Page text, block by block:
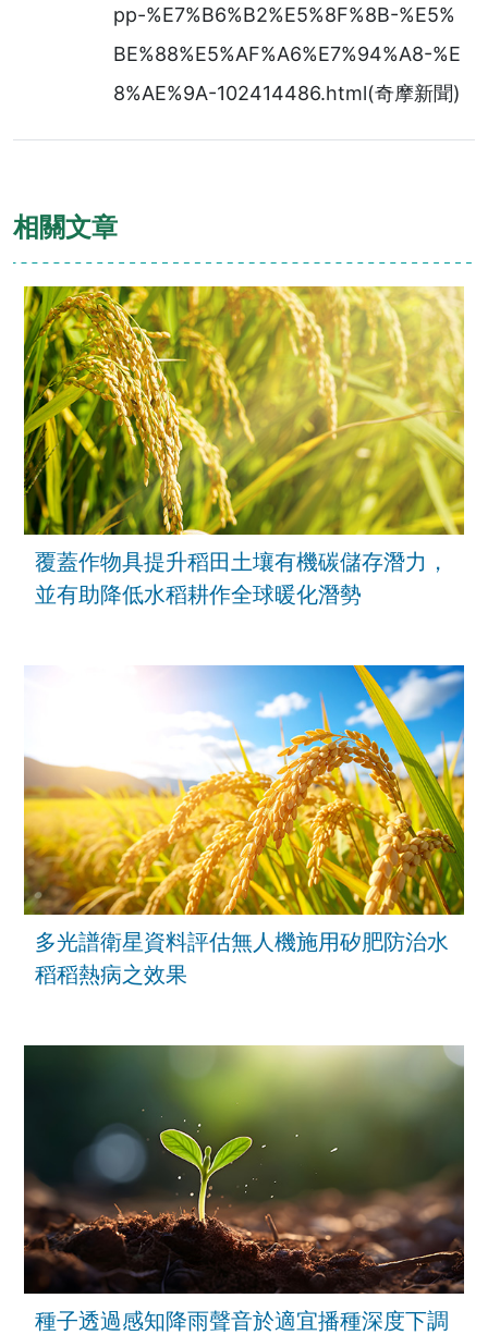
pp-%E7%B6%B2%E5%8F%8B-%E5%
BE%88%E5%AF%A6%E7%94%A8-%E
8%AE%9A-102414486.html(奇摩新聞)
相關文章
覆蓋作物具提升稻田土壤有機碳儲存潛力，
並有助降低水稻耕作全球暖化潛勢
多光譜衛星資料評估無人機施用矽肥防治水
稻稻熱病之效果
種子透過感知降雨聲音於適宜播種深度下調